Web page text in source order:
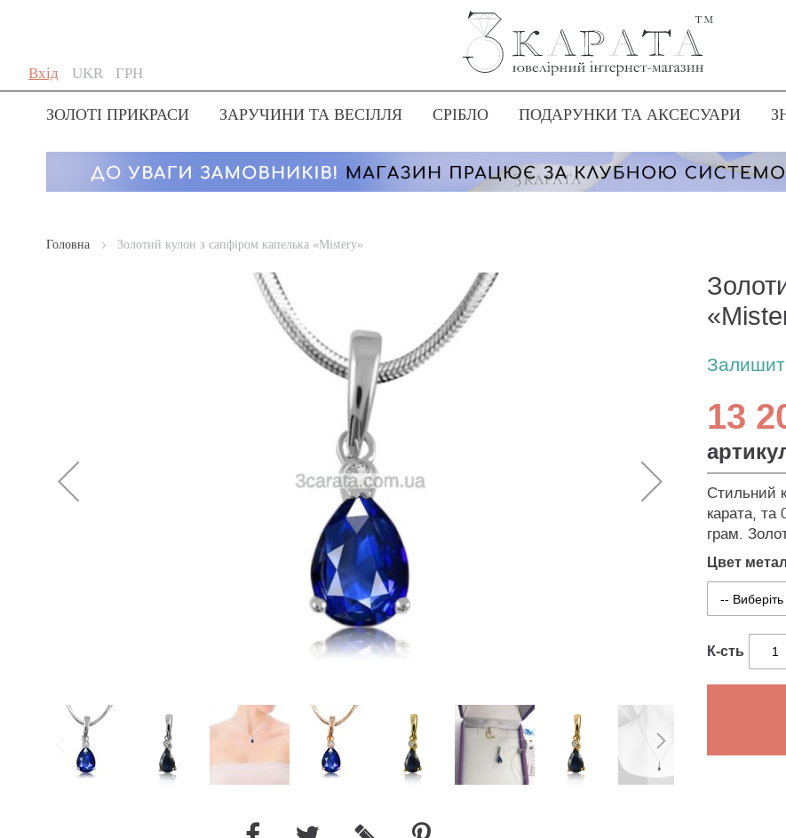
Вхід
Skip
to
Content
Мова
UKR Валюта
ГРН
ЗОЛОТІ ПРИКРАСИ ЗАРУЧИНИ ТА ВЕСІЛЛЯ СРІБЛО ПОДАРУНКИ ТА АКСЕСУАРИ
Головна Золотий кулон з сапфіром капелька «Mistery»
13
Стильний
карата, та
грам.
Цвет
К-сть